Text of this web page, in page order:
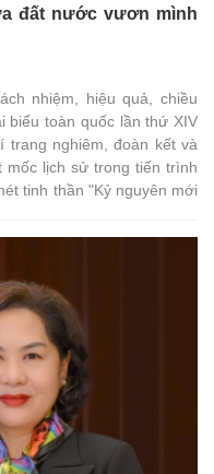
đất nước vươn mình
nhiệm, hiệu quả, chiều
biểu toàn quốc lần thứ XIV
nghiêm, đoàn kết và
lịch sử trong tiến trình
tinh thần "Kỷ nguyên mới